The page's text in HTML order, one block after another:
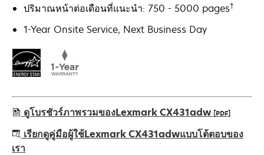
ปริมาณหน้าต่อเดือนที่แนะนำ: 750 - 5000 pages†
1-Year Onsite Service, Next Business Day
ดูโบรชัวร์ภาพรวมของLexmark CX431adw [PDF]
opens
in
เรียกดูคู่มือผู้ใช้Lexmark CX431adwแบบโต้ตอบของ
เรา